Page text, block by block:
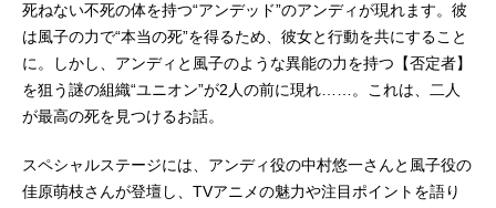
死ねない不死の体を持つ“アンデッド”のアンディが現れます。彼
は風子の力で“本当の死”を得るため、彼女と行動を共にすること
に。しかし、アンディと風子のような異能の力を持つ【否定者】
を狙う謎の組織“ユニオン”が2人の前に現れ……。これは、二人
が最高の死を見つけるお話。
スペシャルステージには、アンディ役の中村悠一さんと風子役の
佳原萌枝さんが登壇し、TVアニメの魅力や注目ポイントを語り